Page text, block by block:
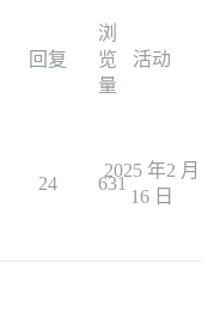
回复
浏
览
量
活动
24 631
2025 年2 月
16 日